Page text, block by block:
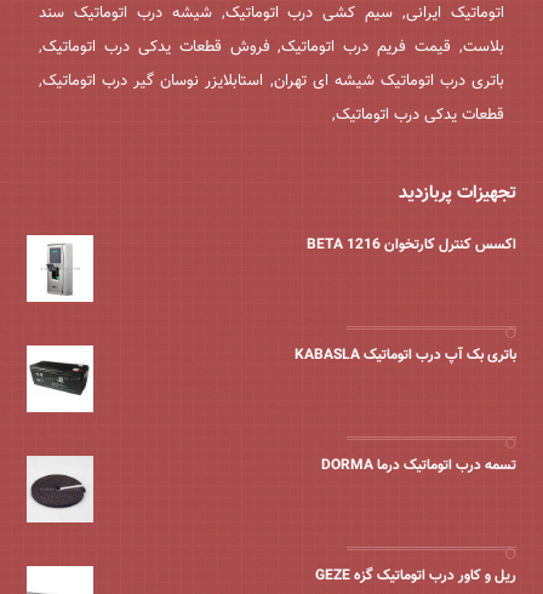
اتوماتیک ایرانی, سیم کشی درب اتوماتیک, شیشه درب اتوماتیک سند
بلاست, قیمت فریم درب اتوماتیک, فروش قطعات یدکی درب اتوماتیک,
باتری درب اتوماتیک شیشه ای تهران, استابلایزر نوسان گیر درب اتوماتیک,
قطعات یدکی درب اتوماتیک,
تجهیزات پربازدید
اکسس کنترل کارتخوان BETA 1216
باتری بک آپ درب اتوماتیک KABASLA
تسمه درب اتوماتیک درما DORMA
ریل و کاور درب اتوماتیک گزه GEZE